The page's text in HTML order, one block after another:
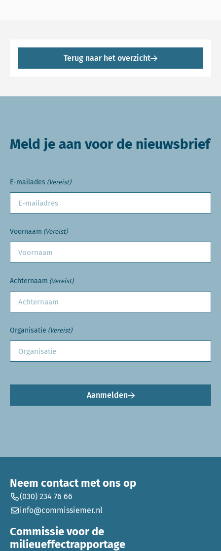
Terug naar het overzicht
Meld je aan voor de nieuwsbrief
E-mailades (Vereist)
Voornaam (Vereist)
Achternaam (Vereist)
Organisatie (Vereist)
Aanmelden
Neem contact met ons op
(030) 234 76 66
info@commissiemer.nl
Commissie voor de
milieueffectrapportage